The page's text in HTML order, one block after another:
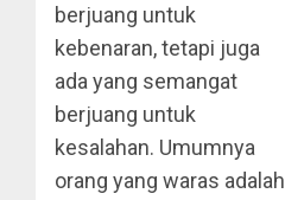
berjuang untuk
kebenaran, tetapi juga
ada yang semangat
berjuang untuk
kesalahan. Umumnya
orang yang waras adalah